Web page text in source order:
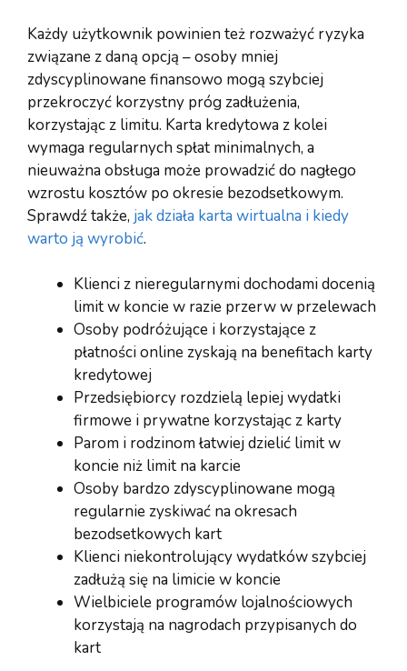
Każdy użytkownik powinien też rozważyć ryzyka
związane z daną opcją – osoby mniej
zdyscyplinowane finansowo mogą szybciej
przekroczyć korzystny próg zadłużenia,
korzystając z limitu. Karta kredytowa z kolei
wymaga regularnych spłat minimalnych, a
nieuważna obsługa może prowadzić do nagłego
wzrostu kosztów po okresie bezodsetkowym.
Sprawdź także, jak działa karta wirtualna i kiedy
warto ją wyrobić.
Klienci z nieregularnymi dochodami docenią
limit w koncie w razie przerw w przelewach
Osoby podróżujące i korzystające z
płatności online zyskają na benefitach karty
kredytowej
Przedsiębiorcy rozdzielą lepiej wydatki
firmowe i prywatne korzystając z karty
Parom i rodzinom łatwiej dzielić limit w
koncie niż limit na karcie
Osoby bardzo zdyscyplinowane mogą
regularnie zyskiwać na okresach
bezodsetkowych kart
Klienci niekontrolujący wydatków szybciej
zadłużą się na limicie w koncie
Wielbiciele programów lojalnościowych
korzystają na nagrodach przypisanych do
kart